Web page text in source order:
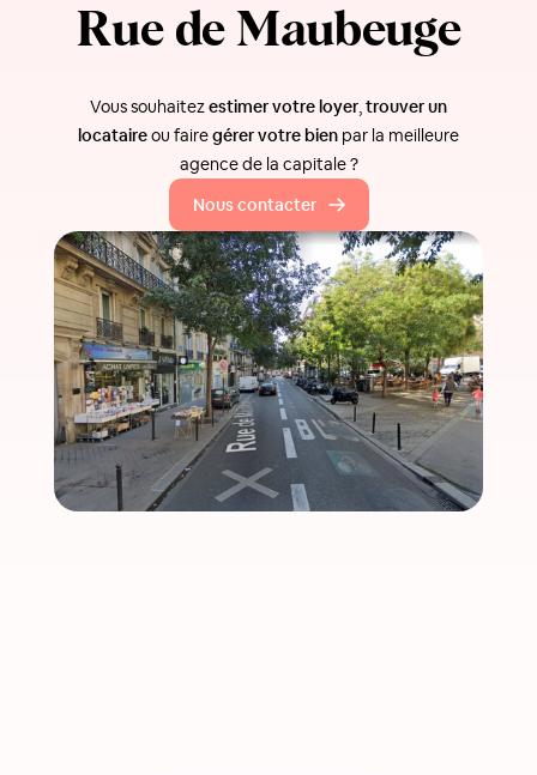
Rue de Maubeuge
Vous souhaitez estimer votre loyer trouver un
locataireou fairegérer votre bien par la meilleure
agence de la capitale ?
Nous contacter